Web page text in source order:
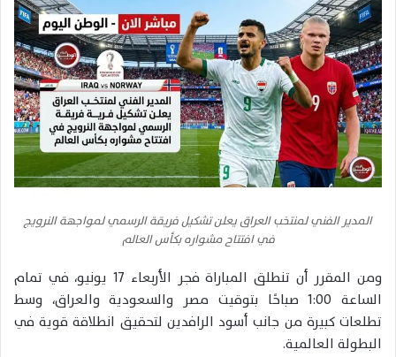
المدير الفني لمنتخب العراق يعلن تشكيل فريقة الرسمي لمواجهة النرويج
في افتتاح مشواره بكأس العالم
ومن المقرر أن تنطلق المباراة فجر الأربعاء 17 يونيو، في تمام
الساعة 1:00 صباحًا بتوقيت مصر والسعودية والعراق، وسط
تطلعات كبيرة من جانب أسود الرافدين لتحقيق انطلاقة قوية في
البطولة العالمية.